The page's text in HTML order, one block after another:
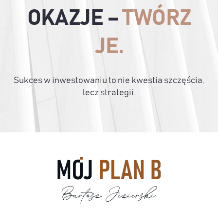
OKAZJE –TWÓRZ
JE.
Sukces w inwestowaniu to nie kwestia szczęścia,
lecz strategii.